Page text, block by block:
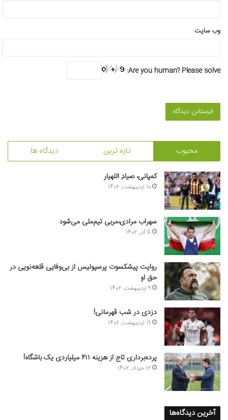
وب‌ سایت
Are you human? Please solve:
محبوب تازه ترین دیدگاه ها
کمپانی، صیادِ اللهیار
10 اردیبهشت, 1402
سهراب مرادی،مربی تیم‌ملی می‌شود
5 آذر, 1402
روایت پیشکسوت پرسپولیس از بی‌وفایی قلعه‌نویی در
حق او
9 اردیبهشت, 1402
دزدی در شب قهرمانی!
19 اردیبهشت, 1402
پرده‌برداری تاج از هزینه ۴۱۱ میلیاردی یک باشگاه!
12 خرداد, 1402
آخرین دیدگاه‌ها